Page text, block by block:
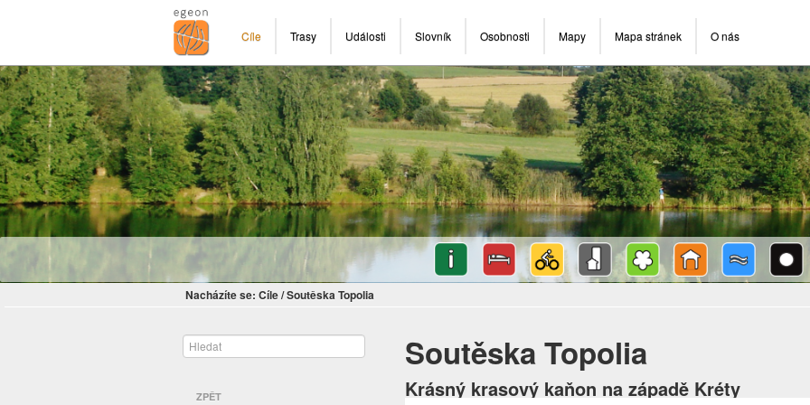
Cíle Trasy Události Slovník Osobnosti Mapy Mapa stránek O nás
Nacházíte se: Cíle/Soutěska Topolia
ZPĚT
Soutěska Topolia
Krásný krasový kaňon na západě Kréty